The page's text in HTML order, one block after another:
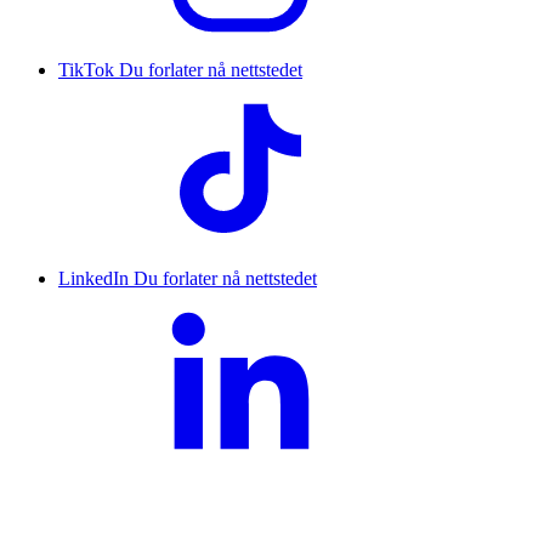
TikTok Du forlater nå nettstedet
LinkedIn Du forlater nå nettstedet